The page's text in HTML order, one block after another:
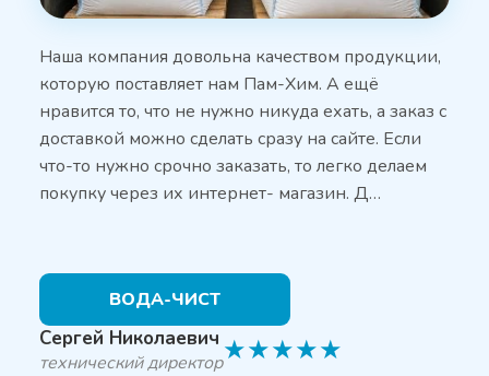
Наша компания довольна качеством продукции,
которую поставляет нам Пам-Хим. А ещё
нравится то, что не нужно никуда ехать, а заказ с
доставкой можно сделать сразу на сайте. Если
что-то нужно срочно заказать, то легко делаем
покупку через их интернет- магазин. Д…
ВОДА-ЧИСТ
Сергей Николаевич
технический директор★★★★★